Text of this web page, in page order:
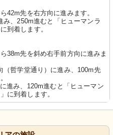
42m先を右方向に進みます。
み、250m進むと「ヒューマンラ
到着します。
38m先を斜め右手前方向に進みま
（哲学堂通り）に進み、100m先
進み、120m進むと「ヒューマン
に到着します。